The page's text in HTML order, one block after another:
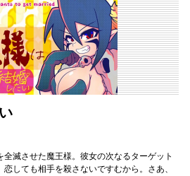
滅させた魔王様。彼女の次なるターゲット
しても相手を殺さないですむから。さあ、